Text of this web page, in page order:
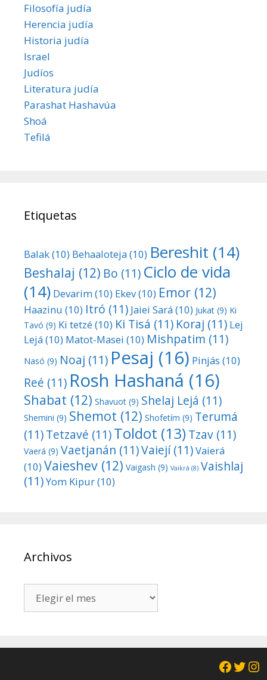
Filosofía judía
Herencia judía
Historia judía
Israel
Judíos
Literatura judía
Parashat Hashavúa
Shoá
Tefilá
Etiquetas
Balak(10) Behaaloteja(10) Bereshit (14)
Beshalaj (12) Bo (11) Ciclo de vida
(14) Devarim(10) Ekev(10) Emor (12)
Haazinu (10) Itró (11) Jaiei Sará(10) Jukat (9) Ki
Tavó (9) Ki tetzé(10) Ki Tisá (11) Koraj (11) Lej
Lejá(10) Matot-Masei (10) Mishpatim (11)
Nasó (9) Noaj (11) Pesaj (16) Pinjás (10)
Reé (11) Rosh Hashaná (16)
Shabat (12) Shavuot (9) Shelaj Lejá (11)
Shemini (9) Shemot (12) Shofetím (9) Terumá
(11)Tetzavé (11)Toldot (13) Tzav (11)
Vaerá (9) Vaetjanán (11)Vaiejí(11)Vaierá
(10) Vaieshev (12) Vaigash (9) Vaikrá (8) Vaishlaj
(11)Yom Kipur(10)
Archivos